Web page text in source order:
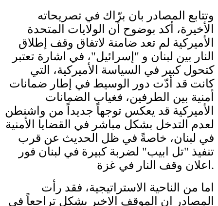
وتتابع المصادر بان برّاك في تصريحاته
الأخيرة، أكد بوضوح أن الولايات المتحدة
الأميركية لم تعد ضامنة لاتفاق وقف إطلاق
النار بين لبنان و "إسرائيل"، في اشارة تعتبر
كتحول كبير في السياسة الأميركية، التي
كانت قد أدّت دور الوسيط في إطار ضمانات
أمنية بين الطرفين، فغياب الضمانات
الأميركية قد يعكس توجهاً جديداً من واشنطن
لعدم التدخل بشكل مباشر في القضايا الأمنية
في لبنان، خاصةً في ظل الحديث عن قرب
تنفيذ "تل ابيب" لضربة كبيرة في لبنان فور
اعلان وقف النار في غزة.
اما من الناحية الاستراتيجية، فقد رأت
المصادر ان الموقف الاخير يشكل تراجعاً في